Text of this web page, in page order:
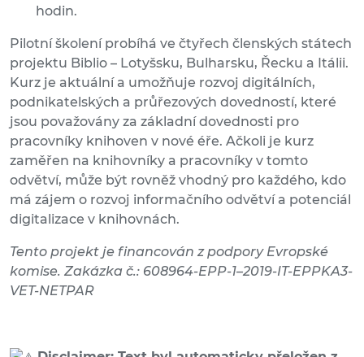
hodin.
Pilotní školení probíhá ve čtyřech členských státech
projektu Biblio – Lotyšsku, Bulharsku, Řecku a Itálii.
Kurz je aktuální a umožňuje rozvoj digitálních,
podnikatelských a průřezových dovedností, které
jsou považovány za základní dovednosti pro
pracovníky knihoven v nové éře. Ačkoli je kurz
zaměřen na knihovníky a pracovníky v tomto
odvětví, může být rovněž vhodný pro každého, kdo
má zájem o rozvoj informačního odvětví a potenciál
digitalizace v knihovnách.
Tento projekt je financován z podpory Evropské
komise. Zakázka č.: 608964-EPP-1–2019-IT-EPPKA3-
VET-NETPAR